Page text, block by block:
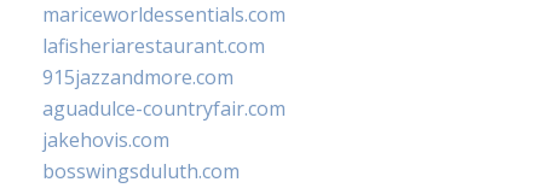
mariceworldessentials.com
lafisheriarestaurant.com
915jazzandmore.com
aguadulce-countryfair.com
jakehovis.com
bosswingsduluth.com